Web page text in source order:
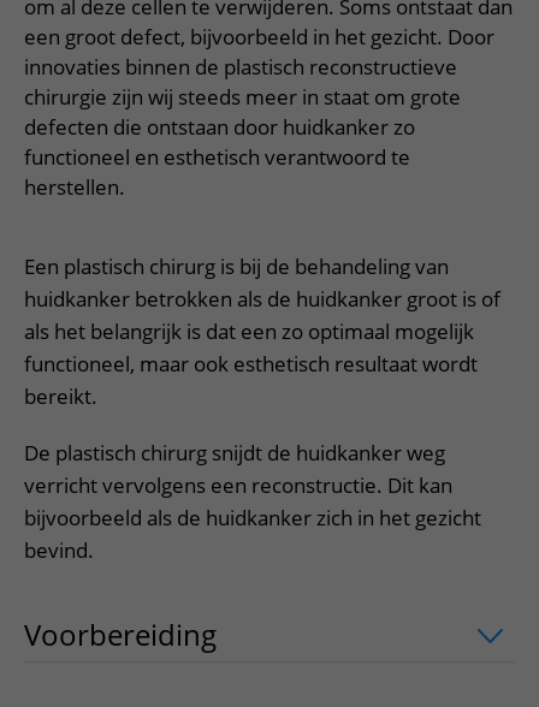
Onderzoeken en diagnostiek
Het Wilhelmina Kinderziekenhuis
Bloedprikken
Wachttijden
Bezoektijden
Wijzigen patiëntgegevens
Mijn UMC Utrecht patiëntportaal
Faciliteiten en voorzieningen
Bezoekregels
Kwaliteit en veiligheid
Route naar het ziekenhuis
Parkeren
Wegwijs in het ziekenhuis
Contact met polikliniek
Contact met verpleegafdeling
Teleconsult aanvragen
Diagnostiek aanvragen
Zorgverlenersportaal
Over UMC Utrecht
Research
Onderwijs
Werken bij het UMC Utrecht
om al deze cellen te verwijderen. Soms ontstaat dan
een groot defect, bijvoorbeeld in het gezicht. Door
innovaties binnen de plastisch reconstructieve
chirurgie zijn wij steeds meer in staat om grote
defecten die ontstaan door huidkanker zo
functioneel en esthetisch verantwoord te
herstellen.
Een plastisch chirurg is bij de behandeling van
huidkanker betrokken als de huidkanker groot is of
als het belangrijk is dat een zo optimaal mogelijk
functioneel, maar ook esthetisch resultaat wordt
bereikt.
De plastisch chirurg snijdt de huidkanker weg
verricht vervolgens een reconstructie. Dit kan
bijvoorbeeld als de huidkanker zich in het gezicht
bevind.
Voorbereiding uitklapper, klik om te